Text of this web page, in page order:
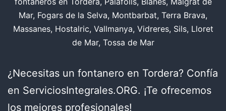
Mar, Fogars de la Selva, Montbarbat, Terra Brava,
Massanes, Hostalric, Vallmanya, Vidreres, Sils, Lloret
de Mar, Tossa de Mar
¿Necesitas un fontanero en Tordera? Confía
en ServiciosIntegrales.ORG. ¡Te ofrecemos
los mejores profesionales!